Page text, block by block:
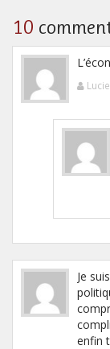
10
Lucie
Je
enfin